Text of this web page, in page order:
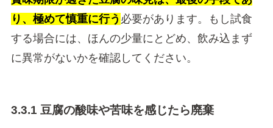
り、極めて慎重に行う 必要があります。もし試食
する場合には、ほんの少量にとどめ、飲み込まず
に異常がないかを確認してください。
3.3.1 豆腐の酸味や苦味を感じたら廃棄